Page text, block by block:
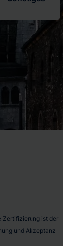
Zertifizierung ist der
und Akzeptanz